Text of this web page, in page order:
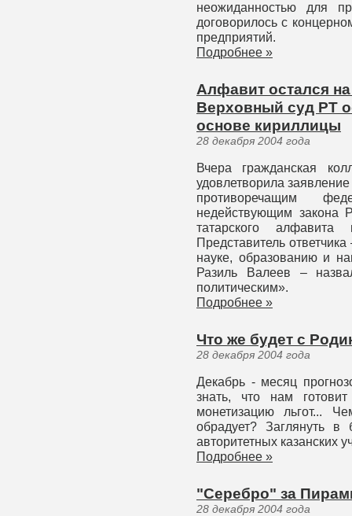
неожиданностью для
договорилось с
предприятий.
Подробнее »
Алфавит остался
Верховный суд РТ
основе кириллицы
28 декабря 2004 года
Вчера гражданская
удовлетворила
противоречащим
недействующим закона
татарского
Представитель
науке, образованию и
Разиль Валеев –
политическим».
Подробнее »
Что же будет с
28 декабря 2004 года
Декабрь - месяц
знать, что нам
монетизацию льгот...
обрадует? Заглянуть
авторитетных казанских
Подробнее »
"Серебро" за
28 декабря 2004 года